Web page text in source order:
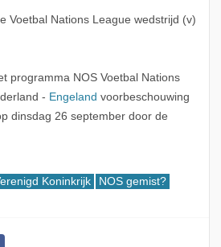
Voetbal Nations League wedstrijd (v)
programma NOS Voetbal Nations
- Engeland voorbeschouwing
dinsdag 26 september door de
Koninkrijk
NOS gemist?